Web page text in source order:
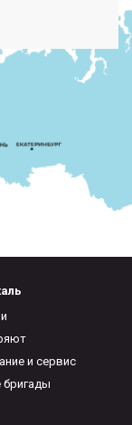
и сервис